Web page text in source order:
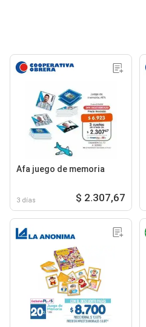
Afa juego de memoria
3 días $ 2.307,67